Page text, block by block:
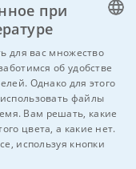
паспорта
CZECH
ENGLISH
GERMAN
RUSSIAN
при
для вас множество
об удобстве
Однако для этого
файлы
Вам решать, какие
цвета, а какие нет.
используя кнопки